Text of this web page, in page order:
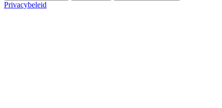
Privacybeleid